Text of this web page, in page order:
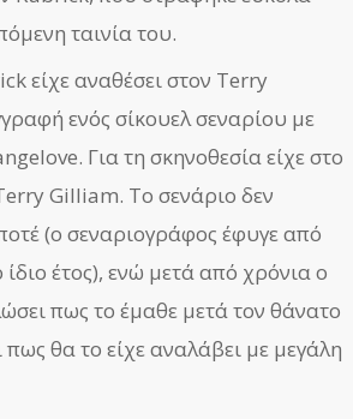
ταινία του.
είχε αναθέσει στον Terry
ενός σίκουελ σεναρίου με
Για τη σκηνοθεσία είχε στο
Gilliam. Το σενάριο δεν
(ο σεναριογράφος έφυγε από
έτος), ενώ μετά από χρόνια ο
πως το έμαθε μετά τον θάνατο
θα το είχε αναλάβει με μεγάλη